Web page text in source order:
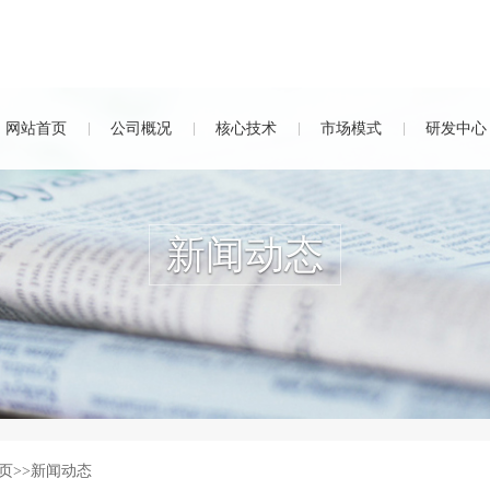
网站首页 公司概况 核心技术 市场模式 研发中心
新闻动态
>>新闻动态